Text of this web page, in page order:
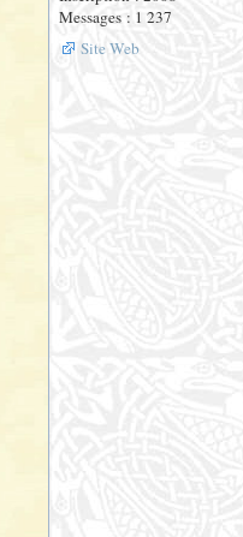
Messages : 1 237
Site Web